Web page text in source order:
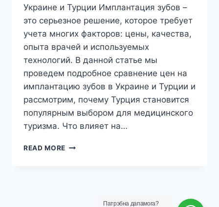
Украине и Турции Имплантация зубов –
это серьезное решение, которое требует
учета многих факторов: цены, качества,
опыта врачей и используемых
технологий. В данной статье мы
проведем подробное сравнение цен на
имплантацию зубов в Украине и Турции и
рассмотрим, почему Турция становится
популярным выбором для медицинского
туризма. Что влияет на…
READ MORE СРАВНЕНИЕ
Патрэбна дапамога?